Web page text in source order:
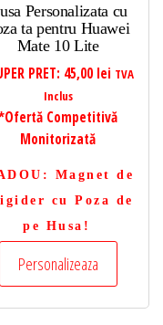
Personalizata cu
ta pentru Huawei
Mate 10 Lite
PRET: 45,00 lei TVA
Inclus
Competitivă
Monitorizată
: Magnet de
cu Poza de
pe Husa!
Personalizeaza